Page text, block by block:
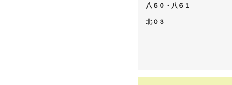
八６０・八６１
北０３